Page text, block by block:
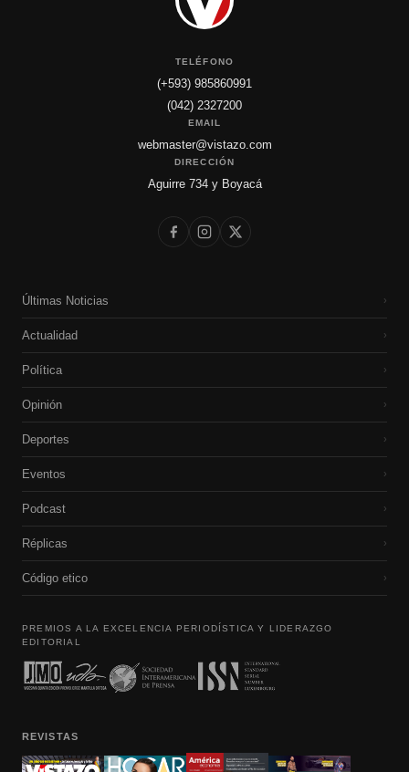
TELÉFONO
(+593) 985860991
(042) 2327200
EMAIL
webmaster@vistazo.com
DIRECCIÓN
Aguirre 734 y Boyacá
Últimas Noticias ›
Actualidad ›
Política ›
Opinión ›
Deportes ›
Eventos ›
Podcast ›
Réplicas ›
Código etico ›
PREMIOS A LA EXCELENCIA PERIODÍSTICA Y LIDERAZGO
EDITORIAL
REVISTAS